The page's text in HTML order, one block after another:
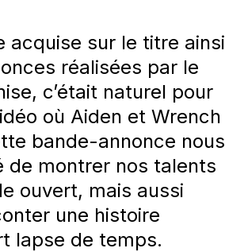
acquise sur le titre ainsi
réalisées par le
c’était naturel pour
où Aiden et Wrench
bande-annonce nous
de montrer nos talents
ouvert, mais aussi
une histoire
lapse de temps.